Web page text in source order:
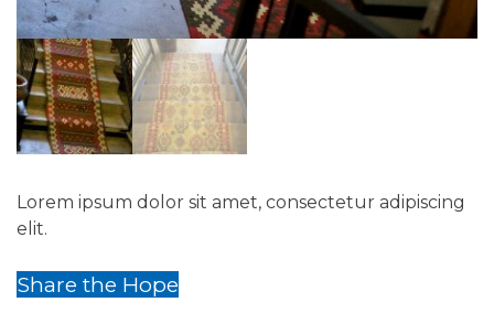
Lorem ipsum dolor sit amet, consectetur adipiscing
elit.
Share the Hope